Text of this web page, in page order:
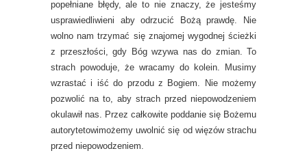
popełniane błędy, ale to nie znaczy, że jesteśmy
usprawiedliwieni aby odrzucić Bożą prawdę. Nie
wolno nam trzymać się znajomej wygodnej ścieżki
z przeszłości, gdy Bóg wzywa nas do zmian. To
strach powoduje, że wracamy do kolein. Musimy
wzrastać i iść do przodu z Bogiem. Nie możemy
pozwolić na to, aby strach przed niepowodzeniem
okulawił nas. Przez całkowite poddanie się Bożemu
autorytetowimożemy uwolnić się od więzów strachu
przed niepowodzeniem.